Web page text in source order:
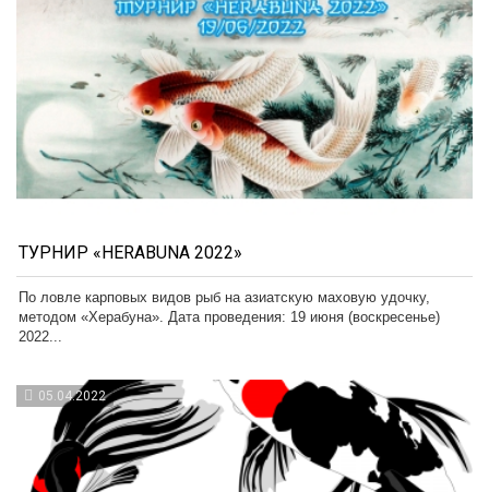
ТУРНИР «HERABUNA 2022»
По ловле карповых видов рыб на азиатскую маховую удочку,
методом «Херабуна». Дата проведения: 19 июня (воскресенье)
2022...
05.04.2022